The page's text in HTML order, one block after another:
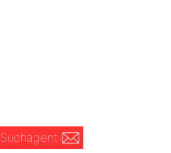
Suchagent